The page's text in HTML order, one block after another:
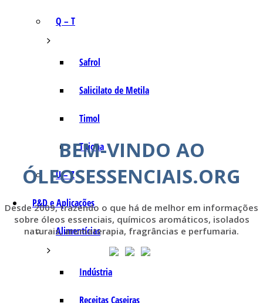
Q – T
Safrol
Salicilato de Metila
Timol
Tujona
U – Z
P&D e Aplicações
Alimentícias
Indústria
Receitas Caseiras
BEM-VINDO AO
ÓLEOSESSENCIAIS.ORG
Desde 2009, trazendo o que há de melhor em informações
sobre óleos essenciais, químicos aromáticos, isolados
naturais, aromaterapia, fragrâncias e perfumaria.